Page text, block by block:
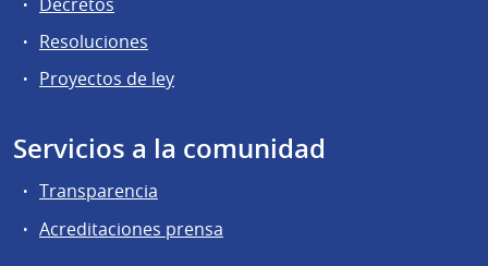
Resoluciones
Proyectos de ley
Servicios a la comunidad
Transparencia
Acreditaciones prensa